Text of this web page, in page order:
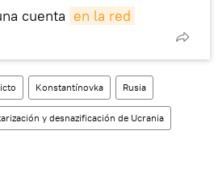
cuenta en la red
Konstantínovka Rusia
y desnazificación de Ucrania